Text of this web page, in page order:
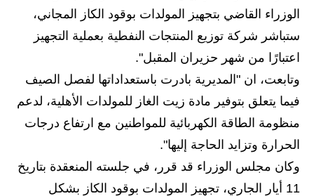
الاخبار الرياضية
المدارس
اخبار وقرارات وزارة التربية
نتائج الامتحانات
المرحلة المتوسطة
الوزراء القاضي بتجهيز المولدات بوقود الكاز المجاني،
ستباشر شركة توزيع المنتجات النفطية بعملية التجهيز
اعتبارًا من شهر حزيران المقبل".
وتابعت، ان "المديرية بادرت باستعداداتها لفصل الصيف
فيما يتعلق بتوفير مادة زيت الغاز للمولدات الأهلية، لدعم
منظومة الطاقة الكهربائية للمواطنين مع ارتفاع درجات
الحرارة وتزايد الحاجة إليها".
وكان مجلس الوزراء قد قرر، في جلسته المنعقدة بتاريخ
11 أيار الجاري، تجهيز المولدات بوقود الكاز بشكل